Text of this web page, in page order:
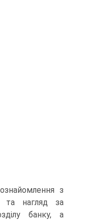
з
та нагляд за
банку, а